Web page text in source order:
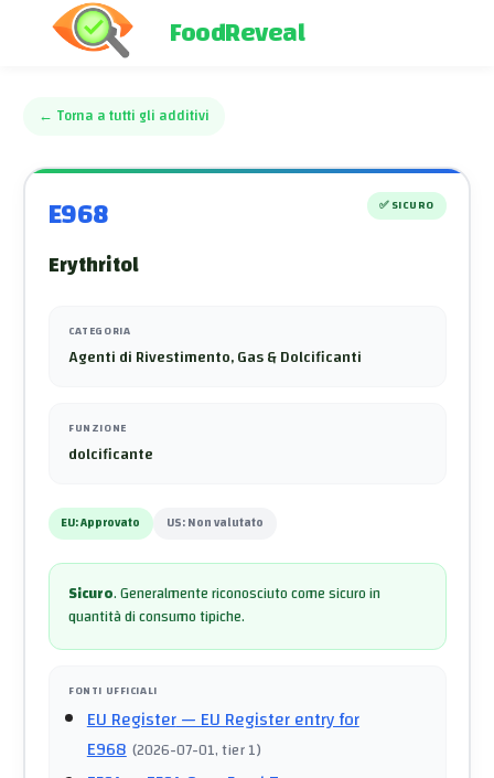
FoodReveal
← Torna a tutti gli additivi
E968 ✅SICURO
Erythritol
CATEGORIA
Agenti di Rivestimento, Gas & Dolcificanti
FUNZIONE
dolcificante
EU:Approvato US:Non valutato
Sicuro.Generalmente riconosciuto come sicuro in
quantità di consumo tipiche.
FONTI UFFICIALI
EU Register— EU Register entry for
E968 (2026-07-01, tier 1)